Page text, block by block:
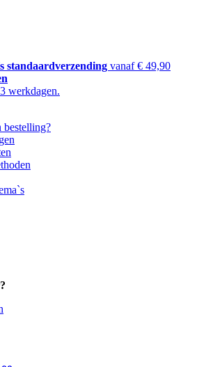
standaardverzending vanaf € 49,90
werkdagen.
bestelling?